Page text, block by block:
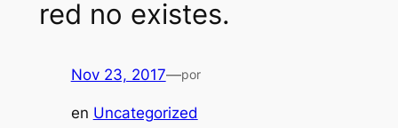
red no existes.
Nov 23, 2017—por
en Uncategorized